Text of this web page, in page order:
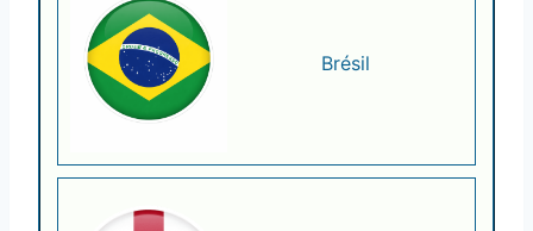
Brésil